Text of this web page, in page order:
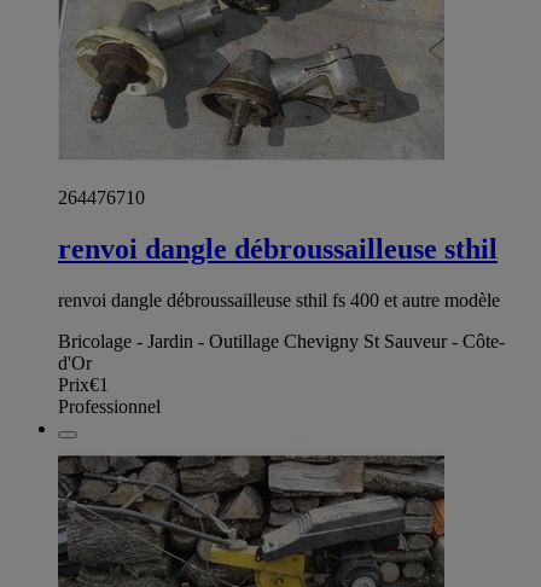
264476710
renvoi dangle débroussailleuse sthil
renvoi dangle débroussailleuse sthil fs 400 et autre modèle
Bricolage - Jardin - Outillage Chevigny St Sauveur - Côte-
d'Or
Prix€1
Professionnel